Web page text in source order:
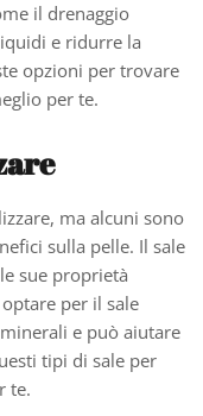
il drenaggio
e ridurre la
opzioni per trovare
per te.
ma alcuni sono
sulla pelle. Il sale
sue proprietà
per il sale
e può aiutare
tipi di sale per
te.